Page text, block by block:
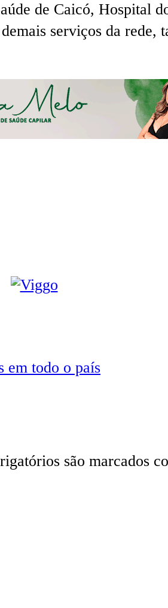
de Caicó,
serviços da rede,
em todo o país
são marcados